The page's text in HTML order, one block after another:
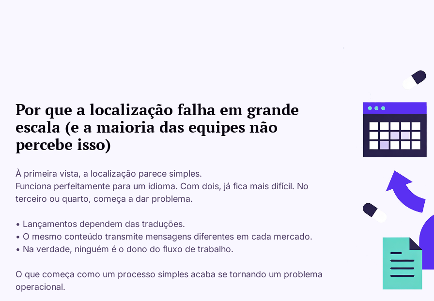
Por que a localização falha em grande
escala (e a maioria das equipes não
percebe isso)
À primeira vista, a localização parece simples.
Funciona perfeitamente para um idioma. Com dois, já fica mais difícil. No
terceiro ou quarto, começa a dar problema.
• Lançamentos dependem das traduções.
• O mesmo conteúdo transmite mensagens diferentes em cada mercado.
• Na verdade, ninguém é o dono do fluxo de trabalho.
O que começa como um processo simples acaba se tornando um problema
operacional.